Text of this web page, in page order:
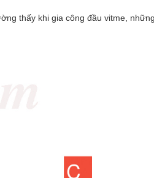
thấy khi gia công đầu vitme,